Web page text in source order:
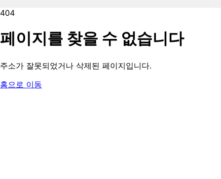
404
페이지를 찾을 수 없습니다
주소가 잘못되었거나 삭제된 페이지입니다.
홈으로 이동